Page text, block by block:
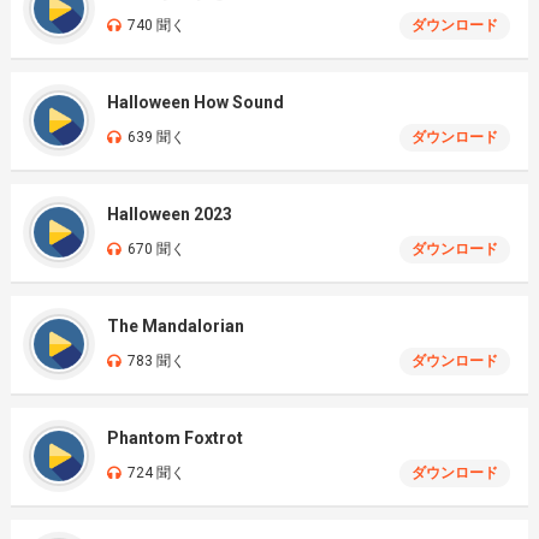
740 聞く ダウンロード
Halloween How Sound
639 聞く ダウンロード
Halloween 2023
670 聞く ダウンロード
The Mandalorian
783 聞く ダウンロード
Phantom Foxtrot
724 聞く ダウンロード